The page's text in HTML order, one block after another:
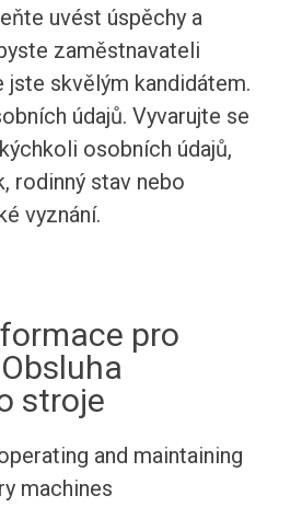
uvést úspěchy a
zaměstnavateli
jste skvělým kandidátem.
údajů. Vyvarujte se
osobních údajů,
rodinný stav nebo
vyznání.
pro
stroje
and maintaining
machines